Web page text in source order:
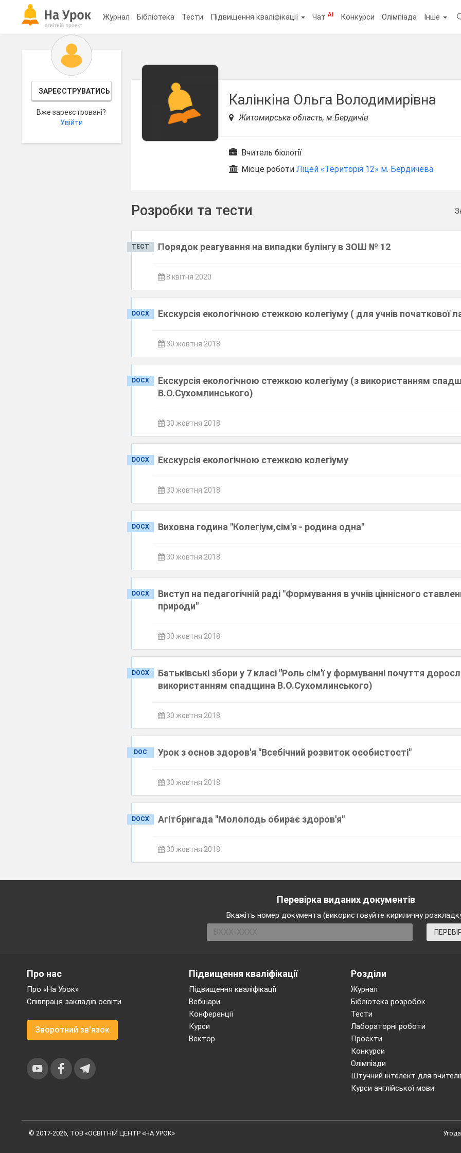
Журнал Бібліотека Тести Підвищення кваліфікації ЧатAI Конкурси Олімпіада Інше
ЗАРЕЄСТРУВАТИСЬ
Вже зареєстровані?
Увійти
Калінкіна Ольга Володимирівна
Житомирська область, м.Бердичів
Вчитель біології
Місце роботиЛіцей «Територія 12» м. Бердичева
Розробки та тести
ТЕСТ Порядок реагування на випадки булінгу в ЗОШ № 12
8 квітня 2020
DOCX Екскурсія екологічною стежкою колегіуму ( для учнів початкової
30 жовтня 2018
DOCX
Екскурсія екологічною стежкою колегіуму (з використанням
В.О.Сухомлинського)
30 жовтня 2018
DOCX Екскурсія екологічною стежкою колегіуму
30 жовтня 2018
DOCX Виховна година "Колегіум,сім'я - родина одна"
30 жовтня 2018
DOCX
Виступ на педагогічній раді "Формування в учнів ціннісного
природи"
30 жовтня 2018
DOCX
Батьківські збори у 7 класі "Роль сім'ї у формуванні почуття
використанням спадщина В.О.Сухомлинського)
30 жовтня 2018
DOC Урок з основ здоров'я "Всебічний розвиток особистості"
30 жовтня 2018
DOCX Агітбригада "Мололодь обирає здоров'я"
30 жовтня 2018
Перевірка виданих документів
Вкажіть номер документа (використовуйте кириличну
Підвищення кваліфікації
Підвищення кваліфікації
Вебінари
Конференції
Курси
Вектор
Розділи
Журнал
Бібліотека розробок
Тести
Лабораторні роботи
Проєкти
Конкурси
Олімпіади
Штучний інтелект для
Курси англійської мови
Про нас
Про «На Урок»
Співпраця закладів освіти
Зворотний зв'язок
© 2017-2026, ТОВ «ОСВІТНІЙ ЦЕНТР «НА УРОК»